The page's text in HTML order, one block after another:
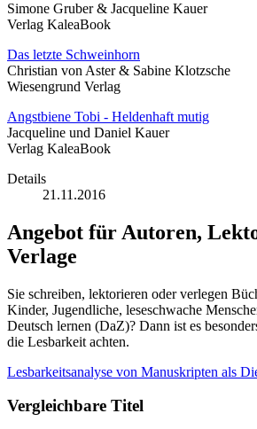
Simone Gruber & Jacqueline Kauer
Verlag KaleaBook
Das letzte Schweinhorn
Christian von Aster & Sabine Klotzsche
Wiesengrund Verlag
Angstbiene Tobi - Heldenhaft mutig
Jacqueline und Daniel Kauer
Verlag KaleaBook
Details
21.11.2016
Angebot für Autoren,
Verlage
Sie schreiben, lektorieren oder verlegen
Kinder, Jugendliche, leseschwache
Deutsch lernen (DaZ)? Dann ist es
die Lesbarkeit achten.
Lesbarkeitsanalyse von Manuskripten als
Vergleichbare Titel